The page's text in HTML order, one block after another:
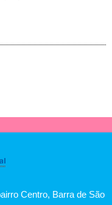
Centro, Barra de São